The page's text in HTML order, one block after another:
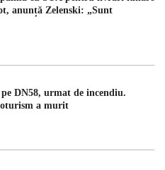
anunță Zelenski: „Sunt
DN58, urmat de incendiu.
a murit